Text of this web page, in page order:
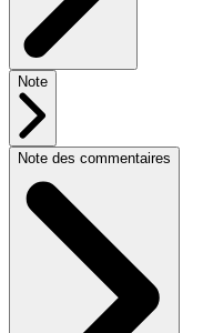
Note
Note des commentaires